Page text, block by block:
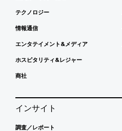
テクノロジー
情報通信
エンタテイメント&メディア
ホスピタリティ&レジャー
商社
インサイト
調査／レポート